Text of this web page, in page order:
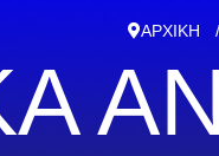
ΑΡΧΙΚΗ